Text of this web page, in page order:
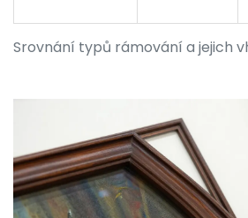
Srovnání typů rámování a jejich